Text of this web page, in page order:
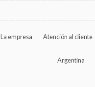
La empresa Atención al cliente
Argentina